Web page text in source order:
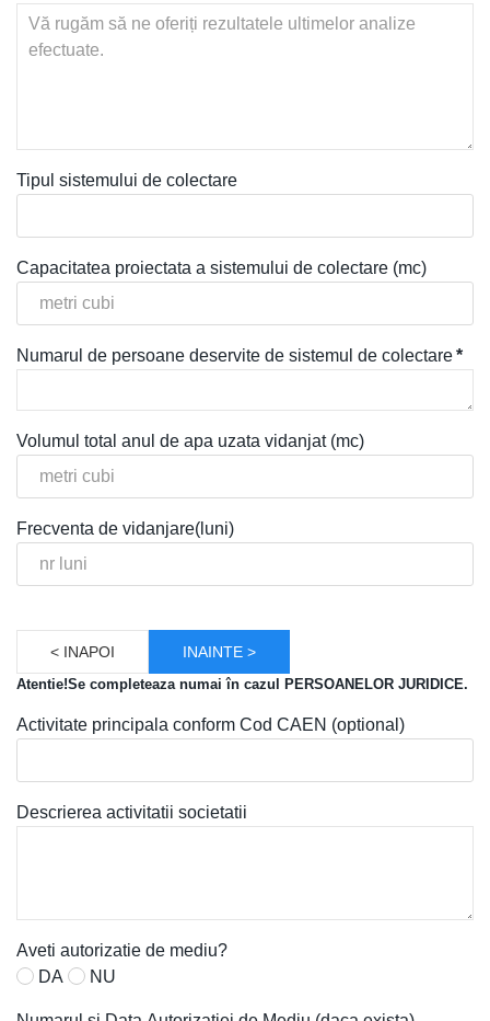
Tipul sistemului de colectare
Capacitatea proiectata a sistemului de colectare (mc)
Numarul de persoane deservite de sistemul de colectare*
Volumul total anul de apa uzata vidanjat (mc)
Frecventa de vidanjare(luni)
< INAPOI INAINTE >
Atentie!Se completeaza numai în cazul PERSOANELOR JURIDICE.
Activitate principala conform Cod CAEN (optional)
Descrierea activitatii societatii
Aveti autorizatie de mediu?
DA
NU